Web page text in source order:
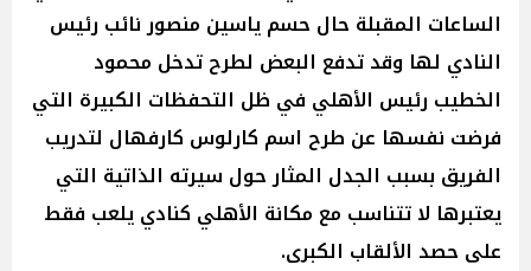
الساعات المقبلة حال حسم ياسين منصور نائب رئيس
النادي لها وقد تدفع البعض لطرح تدخل محمود
الخطيب رئيس الأهلي في ظل التحفظات الكبيرة التي
فرضت نفسها عن طرح اسم كارلوس كارفهال لتدريب
الفريق بسبب الجدل المثار حول سيرته الذاتية التي
يعتبرها لا تتناسب مع مكانة الأهلي كنادي يلعب فقط
على حصد الألقاب الكبرى.